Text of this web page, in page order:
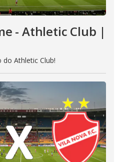
- Athletic Club |
Athletic Club!